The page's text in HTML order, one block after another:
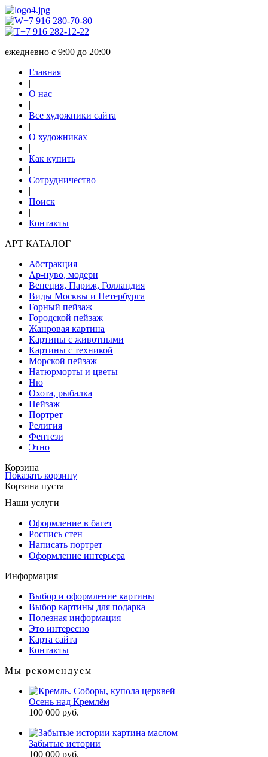
+7 916 280-70-80
+7 916 282-12-22
ежедневно с 9:00 до 20:00
Главная
|
О нас
|
Все художники сайта
|
О художниках
|
Как купить
|
Сотрудничество
|
Поиск
|
Контакты
АРТ КАТАЛОГ
Абстракция
Ар-нуво, модерн
Венеция, Париж, Голландия
Виды Москвы и Петербурга
Горный пейзаж
Городской пейзаж
Жанровая картина
Картины с животными
Картины с техникой
Морской пейзаж
Натюрморты и цветы
Ню
Охота, рыбалка
Пейзаж
Портрет
Религия
Фентези
Этно
Корзина
Показать корзину
Корзина пуста
Наши услуги
Оформление в багет
Роспись стен
Написать портрет
Оформление интерьера
Информация
Выбор и оформление картины
Выбор картины для подарка
Полезная информация
Это интересно
Карта сайта
Контакты
Мы рекомендуем
Осень над Кремлём
100 000 руб.
Забытые истории
100 000 руб.